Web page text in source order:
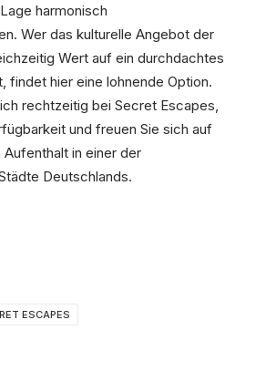
harmonisch
Wer das kulturelle Angebot der
Wert auf ein durchdachtes
findet hier eine lohnende Option.
rechtzeitig bei Secret Escapes,
und freuen Sie sich auf
in einer der
Deutschlands.
ESCAPES